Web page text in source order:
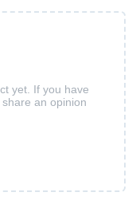
yet. If you have
an opinion